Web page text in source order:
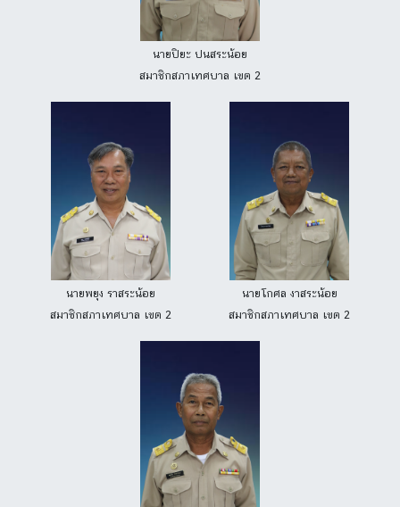
นายปิยะ ปนสระน้อย
สมาชิกสภาเทศบาล เขต 2
นายพยุง ราสระน้อย
สมาชิกสภาเทศบาล เขต 2
นายโกศล งาสระน้อย
สมาชิกสภาเทศบาล เขต 2